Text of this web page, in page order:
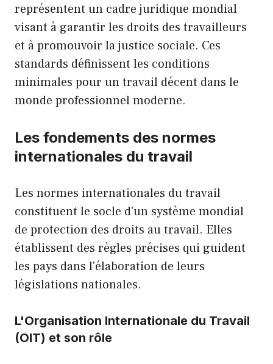
représentent un cadre juridique mondial
visant à garantir les droits des travailleurs
et à promouvoir la justice sociale. Ces
standards définissent les conditions
minimales pour un travail décent dans le
monde professionnel moderne.
Les fondements des normes
internationales du travail
Les normes internationales du travail
constituent le socle d'un système mondial
de protection des droits au travail. Elles
établissent des règles précises qui guident
les pays dans l'élaboration de leurs
législations nationales.
L'Organisation Internationale du Travail
(OIT) et son rôle